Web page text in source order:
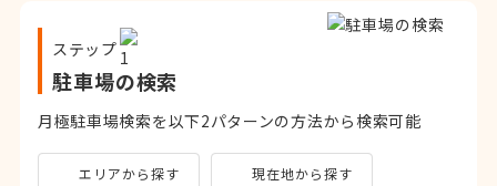
ステップ
駐車場の検索
月極駐車場検索を以下2パターンの方法から検索可能
エリアから探す 現在地から探す